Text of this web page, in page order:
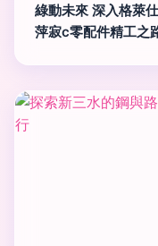
綠動未來 深入格萊仕
萍寂c零配件精工之